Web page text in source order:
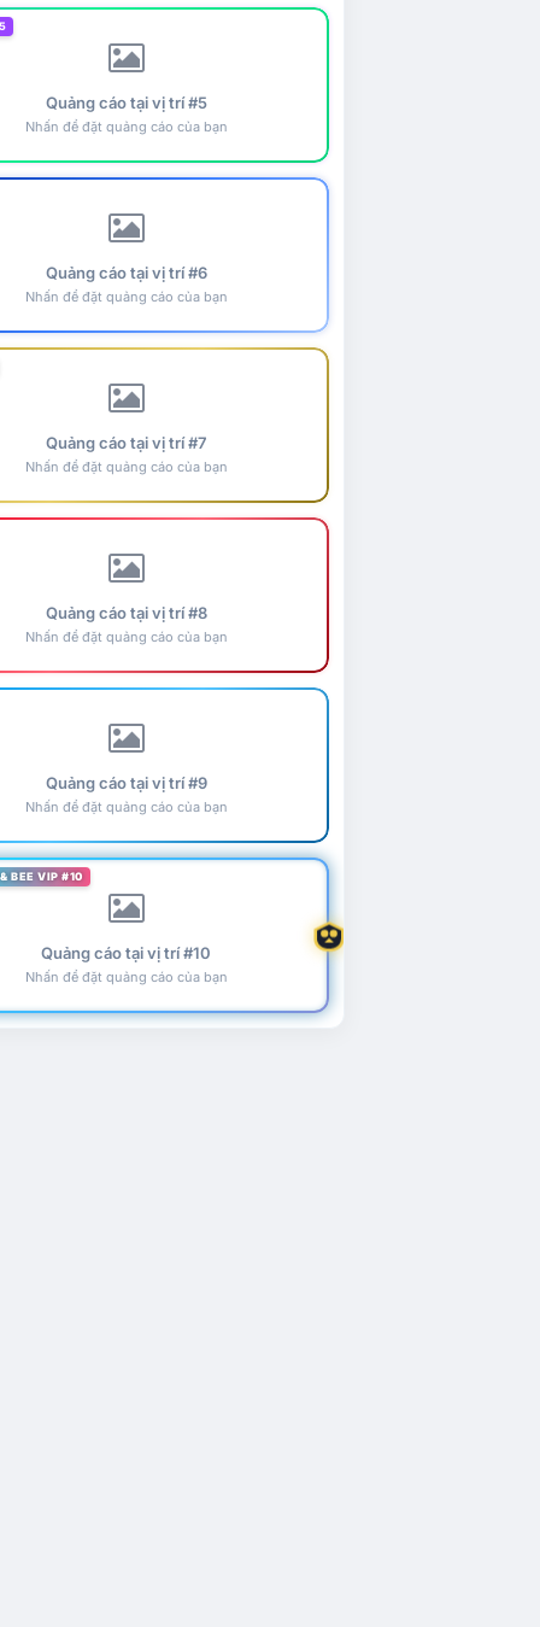
Quảng cáo tại vị trí #5
Nhấn để đặt quảng cáo của bạn
Quảng cáo tại vị trí #6
Nhấn để đặt quảng cáo của bạn
Quảng cáo tại vị trí #7
Nhấn để đặt quảng cáo của bạn
Quảng cáo tại vị trí #8
Nhấn để đặt quảng cáo của bạn
Quảng cáo tại vị trí #9
Nhấn để đặt quảng cáo của bạn
BEE VIP #10
Quảng cáo tại vị trí #10
Nhấn để đặt quảng cáo của bạn